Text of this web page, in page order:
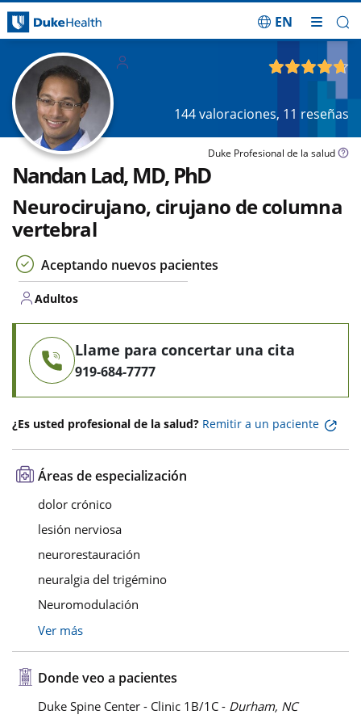
EN
144valoraciones, 11 reseñas
Duke Profesional de la salud
Nandan Lad, MD, PhD
Neurocirujano, cirujano de columna
vertebral
Aceptando nuevos pacientes
Adultos
Llame para concertar una cita
919-684-7777
¿Es usted profesional de la salud? Remitir a un paciente
Áreas de especialización
dolor crónico
lesión nerviosa
neurorestauración
neuralgia del trigémino
Neuromodulación
Ver más
Donde veo a pacientes
Duke Spine Center - Clinic 1B/1C - Durham, NC